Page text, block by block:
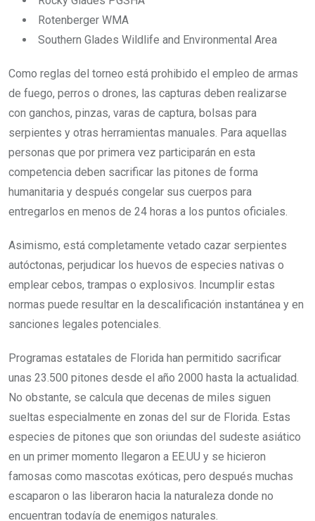
Rotenberger WMA
Southern Glades Wildlife and Environmental Area
Como reglas del torneo está prohibido el empleo de armas
de fuego, perros o drones, las capturas deben realizarse
con ganchos, pinzas, varas de captura, bolsas para
serpientes y otras herramientas manuales. Para aquellas
personas que por primera vez participarán en esta
competencia deben sacrificar las pitones de forma
humanitaria y después congelar sus cuerpos para
entregarlos en menos de 24 horas a los puntos oficiales.
Asimismo, está completamente vetado cazar serpientes
autóctonas, perjudicar los huevos de especies nativas o
emplear cebos, trampas o explosivos. Incumplir estas
normas puede resultar en la descalificación instantánea y en
sanciones legales potenciales.
Programas estatales de Florida han permitido sacrificar
unas 23.500 pitones desde el año 2000 hasta la actualidad.
No obstante, se calcula que decenas de miles siguen
sueltas especialmente en zonas del sur de Florida. Estas
especies de pitones que son oriundas del sudeste asiático
en un primer momento llegaron a EE.UU y se hicieron
famosas como mascotas exóticas, pero después muchas
escaparon o las liberaron hacia la naturaleza donde no
encuentran todavía de enemigos naturales.